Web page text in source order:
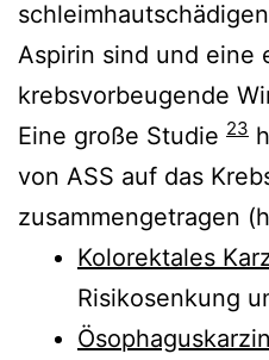
Aspirin sind und eine
krebsvorbeugende
Eine große Studie 23
von ASS auf das
zusammengetragen
Kolorektales
Risikosenkung